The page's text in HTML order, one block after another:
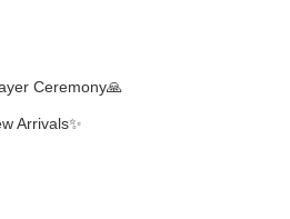
Ceremony🙏
Arrivals✨